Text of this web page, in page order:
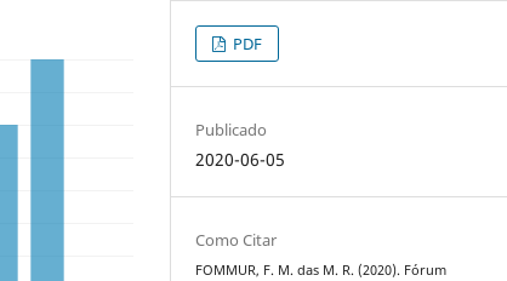
PDF
Publicado
2020-06-05
Como Citar
FOMMUR, F. M. das M. R. (2020). Fórum